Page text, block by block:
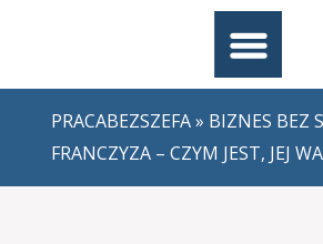
PRACABEZSZEFA» BIZNES BEZ
FRANCZYZA – CZYM JEST, JEJ